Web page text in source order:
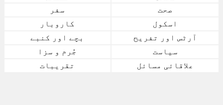
صحت
سفر
اسکول
کاروبار
آرٹس اور تفریح
بچے اور کنبے
سیاست
جُرم و سزا
علاقائی مسائل
تقریبات